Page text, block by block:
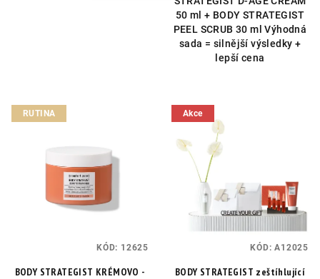
50 ml + BODY STRATEGIST
PEEL SCRUB 30 ml Výhodná
sada = silnější výsledky +
lepší cena
RUTINA
BODY STRATEGIST KRÉMOVO -
KÓD: 12625
Akce
BODY STRATEGIST zeštíhlující
KÓD:A12025